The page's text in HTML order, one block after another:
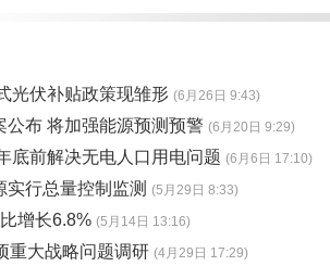
光伏补贴政策现雏形 (6月26日 9:43)
公布 将加强能源预测预警 (6月20日 9:29)
底前解决无电人口用电问题 (6月6日 17:10)
行总量控制监测 (5月29日 8:33)
增长6.8% (5月14日 13:16)
重大战略问题调研 (4月29日 17:29)